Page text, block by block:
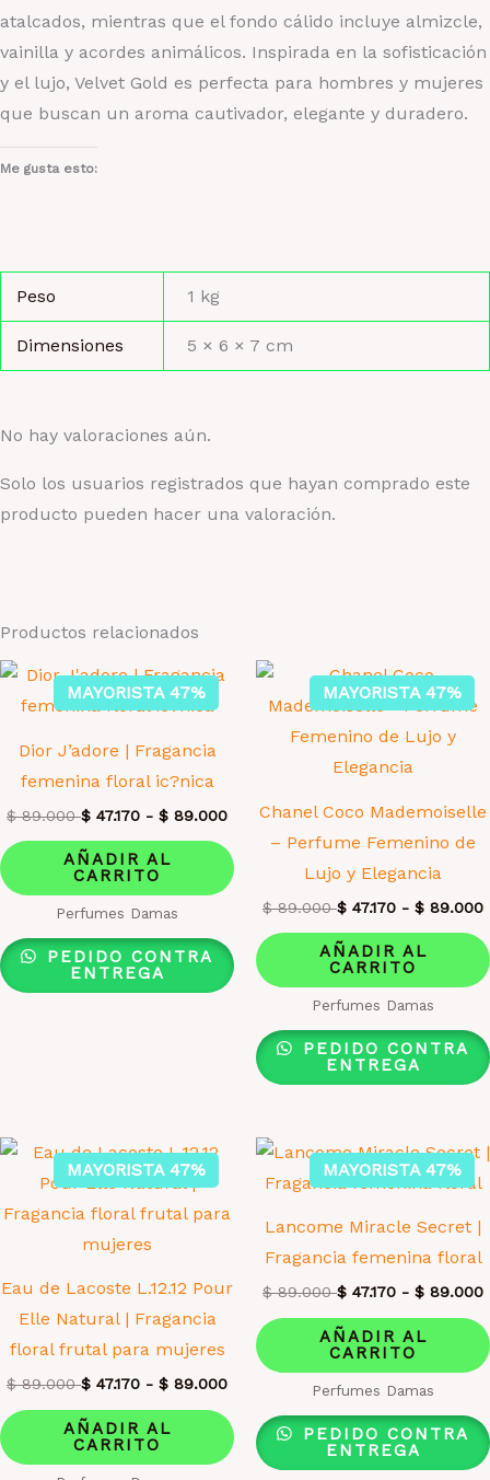
atalcados, mientras que el fondo cálido incluye almizcle,
vainilla y acordes animálicos. Inspirada en la sofisticación
y el lujo, Velvet Gold es perfecta para hombres y mujeres
que buscan un aroma cautivador, elegante y duradero.
Me gusta esto:
Peso 1 kg
Dimensiones 5 × 6 × 7 cm
No hay valoraciones aún.
Solo los usuarios registrados que hayan comprado este
producto pueden hacer una valoración.
Productos relacionados
MAYORISTA 47%
Dior J’adore | Fragancia
femenina floral ic?nica
$89.000 $ 47.170 - $ 89.000
AÑADIR AL
CARRITO
Perfumes Damas
PEDIDO CONTRA
ENTREGA
MAYORISTA 47%
Chanel Coco Mademoiselle
– Perfume Femenino de
Lujo y Elegancia
$89.000 $ 47.170 - $ 89.000
AÑADIR AL
CARRITO
Perfumes Damas
PEDIDO CONTRA
ENTREGA
MAYORISTA 47%
Eau de Lacoste L.12.12 Pour
Elle Natural | Fragancia
floral frutal para mujeres
$89.000 $ 47.170 - $ 89.000
AÑADIR AL
CARRITO
MAYORISTA 47%
Lancome Miracle Secret |
Fragancia femenina floral
$89.000 $ 47.170 - $ 89.000
AÑADIR AL
CARRITO
Perfumes Damas
PEDIDO CONTRA
ENTREGA